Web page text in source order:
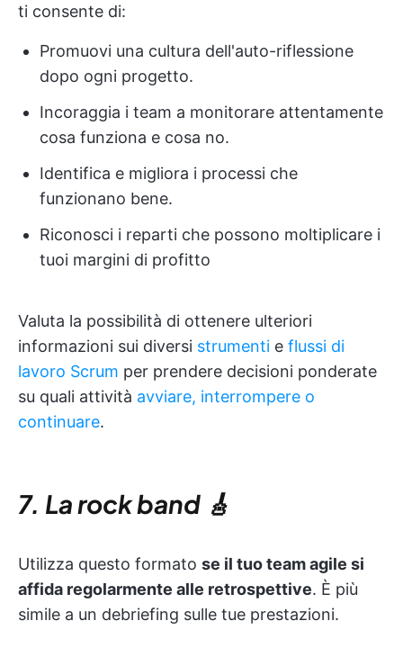
ti consente di:
Promuovi una cultura dell'auto-riflessione
dopo ogni progetto.
Incoraggia i team a monitorare attentamente
cosa funziona e cosa no.
Identifica e migliora i processi che
funzionano bene.
Riconosci i reparti che possono moltiplicare i
tuoi margini di profitto
Valuta la possibilità di ottenere ulteriori
informazioni sui diversi strumenti e flussi di
lavoro Scrum per prendere decisioni ponderate
su quali attività avviare, interrompere o
continuare.
7. La rock band 🎸
Utilizza questo formato se il tuo team agile si
affida regolarmente alle retrospettive. È più
simile a un debriefing sulle tue prestazioni.